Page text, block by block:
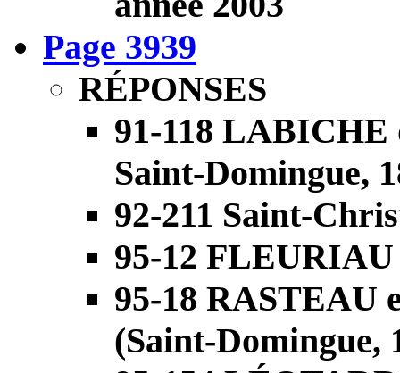
Page 3939
RÉPONSES
91-118 LABICHE
Saint-Domingue,
92-211 Saint-
95-12 FLEURIAU
95-18
(Saint-Domingue,